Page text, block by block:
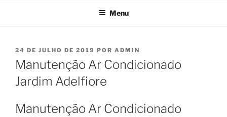
Menu
PUBLICADO
EM
24 DE JULHO DE 2019 POR ADMIN
Manutenção Ar Condicionado
Jardim Adelfiore
Manutenção Ar Condicionado